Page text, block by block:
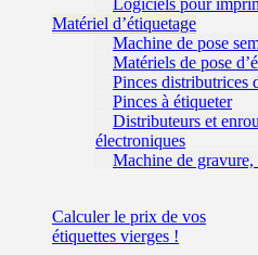
Logiciels pour
Matériel d’étiquetage
Machine de pose
Matériels de pose
Pinces distributrices
Pinces à étiqueter
Distributeurs et
électroniques
Machine de
Calculerle prix de vos
étiquettes vierges !